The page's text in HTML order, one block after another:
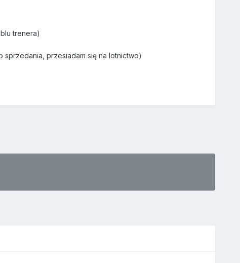
trenera)
sprzedania, przesiadam się na lotnictwo)